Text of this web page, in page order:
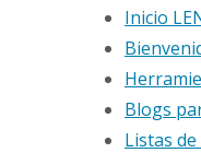
Inicio
Blogs
Listas